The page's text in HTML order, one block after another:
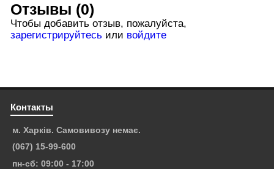
Отзывы (0)
Чтобы добавить отзыв, пожалуйста,
зарегистрируйтесьили войдите
Контакты
м. Харків. Самовивозу немає.
(067) 15-99-600
пн-сб: 09:00 - 17:00